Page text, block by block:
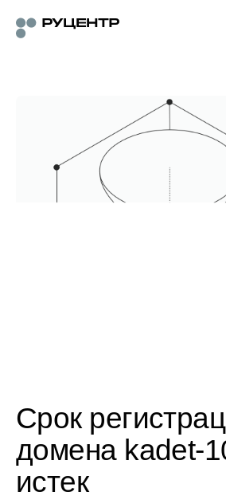
Срок
домена kadet-
истек